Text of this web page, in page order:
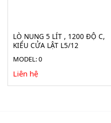
LÒ NUNG 5 LÍT , 1200 ĐỘ C,
KIỂU CỬA LẬT L5/12
MODEL: 0
Liên hệ